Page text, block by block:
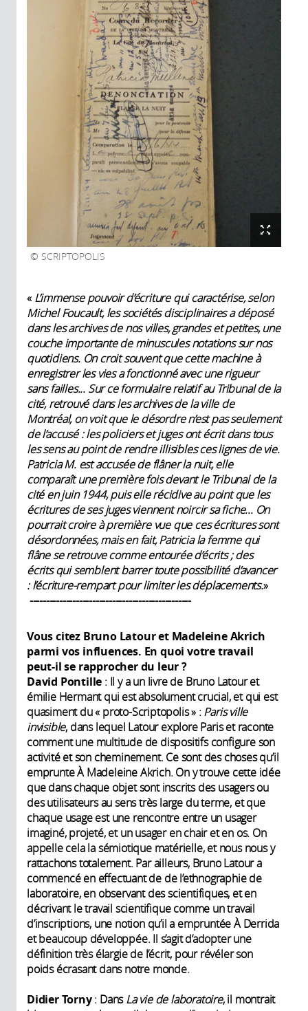
SCRIPTOPOLIS
« L’immense pouvoir d’écriture qui caractérise, selon
Michel Foucault, les sociétés disciplinaires a déposé
dans les archives de nos villes, grandes et petites, une
couche importante de minuscules notations sur nos
quotidiens. On croit souvent que cette machine à
enregistrer les vies a fonctionné avec une rigueur
sans failles... Sur ce formulaire relatif au Tribunal de la
cité, retrouvé dans les archives de la ville de
Montréal, on voit que le désordre n’est pas seulement
de l’accusé : les policiers et juges ont écrit dans tous
les sens au point de rendre illisibles ces lignes de vie.
Patricia M. est accusée de flâner la nuit, elle
comparaît une première fois devant le Tribunal de la
cité en juin 1944, puis elle récidive au point que les
écritures de ses juges viennent noircir sa fiche... On
pourrait croire à première vue que ces écritures sont
désordonnées, mais en fait, Patricia la femme qui
flâne se retrouve comme entourée d’écrits ; des
écrits qui semblent barrer toute possibilité d’avancer
: l’écriture-rempart pour limiter les déplacements.»
-------------------------------------------------
Vous citez Bruno Latour et Madeleine Akrich
parmi vos influences. En quoi votre travail
peut-il se rapprocher du leur ?
David Pontille : Il y a un livre de Bruno Latour et
émilie Hermant qui est absolument crucial, et qui est
quasiment du « proto-Scriptopolis » : Paris ville
invisible, dans lequel Latour explore Paris et raconte
comment une multitude de dispositifs configure son
activité et son cheminement. Ce sont des choses qu’il
emprunte À Madeleine Akrich. On y trouve cette idée
que dans chaque objet sont inscrits des usagers ou
des utilisateurs au sens très large du terme, et que
chaque usage est une rencontre entre un usager
imaginé, projeté, et un usager en chair et en os. On
appelle cela la sémiotique matérielle, et nous nous y
rattachons totalement. Par ailleurs, Bruno Latour a
commencé en effectuant de de l’ethnographie de
laboratoire, en observant des scientifiques, et en
décrivant le travail scientifique comme un travail
d’inscriptions, une notion qu’il a empruntée À Derrida
et beaucoup développée. Il s’agit d’adopter une
définition très élargie de l’écrit, pour révéler son
poids écrasant dans notre monde.
Didier Torny: DansLa vie de laboratoire, il montrait